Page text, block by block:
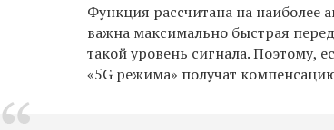
Функция рассчитана на наиболее
важна максимально быстрая
такой уровень сигнала. Поэтому,
«5G режима» получат